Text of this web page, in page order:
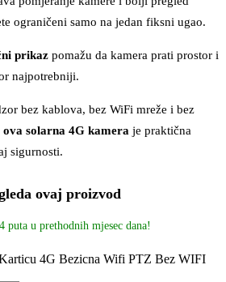
ograničeni samo na jedan fiksni ugao.
prikaz pomažu da kamera prati prostor i
najpotrebniji.
bez kablova, bez WiFi mreže i bez
ova solarna 4G kamera je praktična
sigurnosti.
ovaj proizvod
u prethodnih mjesec dana!
4G Bezicna Wifi PTZ Bez WIFI